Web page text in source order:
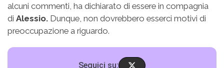
alcuni commenti, ha dichiarato di essere in compagnia
di Alessio. Dunque, non dovrebbero esserci motivi di
preoccupazione a riguardo.
Seguici su: